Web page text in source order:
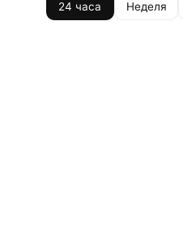
24 часа Неделя